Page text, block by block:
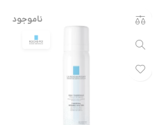
ناموجود